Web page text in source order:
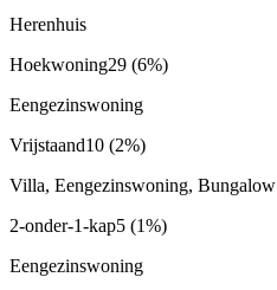
Herenhuis
Hoekwoning29 (6%)
Eengezinswoning
Vrijstaand10 (2%)
Villa, Eengezinswoning, Bungalow
2-onder-1-kap5 (1%)
Eengezinswoning